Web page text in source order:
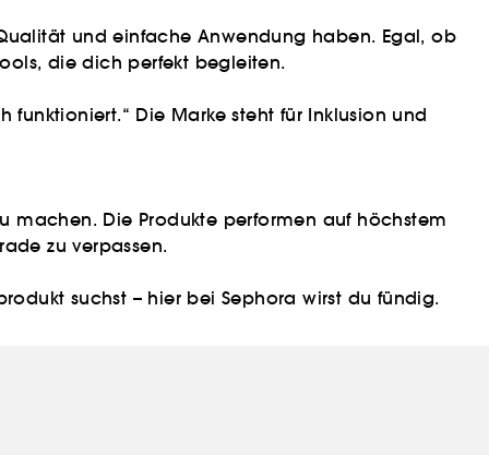
und einfache Anwendung haben. Egal, ob
die dich perfekt begleiten.
Die Marke steht für Inklusion und
machen. Die Produkte performen auf höchstem
zu verpassen.
suchst – hier bei Sephora wirst du fündig.